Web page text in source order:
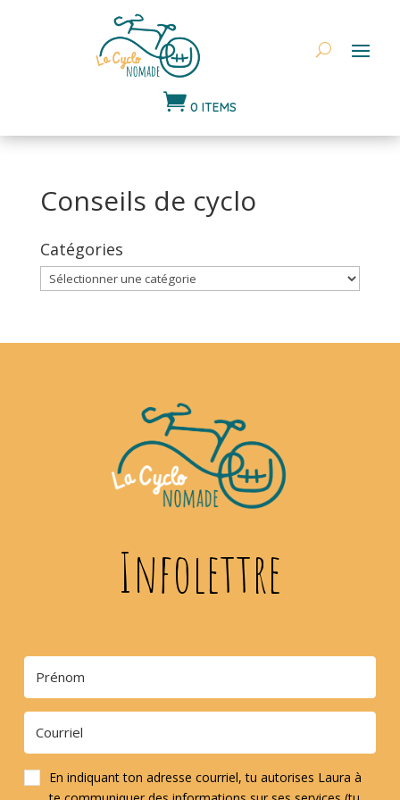
 0 ITEMS
Conseils de cyclo
Catégories
Catégories
Infolettre
En indiquant ton adresse courriel, tu autorises Laura à